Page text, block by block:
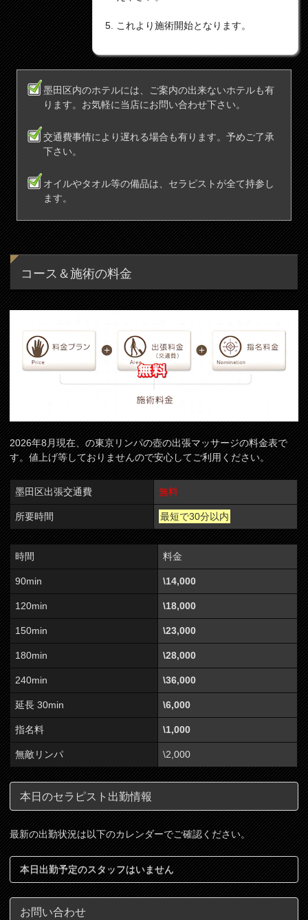
これより施術開始となります。
墨田区内のホテルには、ご案内の出来ないホテルも有
ります。お気軽に当店にお問い合わせ下さい。
交通費事情により遅れる場合も有ります。予めご了承
下さい。
オイルやタオル等の備品は、セラピストが全て持参し
ます。
コース＆施術の料金
2026年8月現在、の東京リンパの壺の出張マッサージの料金表で
す。値上げ等しておりませんので安心してご利用ください。
墨田区出張交通費 無料
所要時間 最短で30分以内
時間 料金
90min \14,000
120min \18,000
150min \23,000
180min \28,000
240min \36,000
延長 30min \6,000
指名料 \1,000
無敵リンパ \2,000
本日のセラピスト出勤情報
最新の出勤状況は以下のカレンダーでご確認ください。
本日出勤予定のスタッフはいません
お問い合わせ